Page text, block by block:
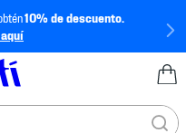
10% de descuento.